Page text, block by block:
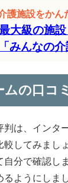
護施設をかん
大級の施
「みんなの
の口コ
は、イン
してみま
分で確認
ようにしま